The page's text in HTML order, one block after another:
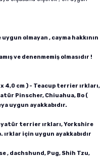
olmayan , cayma hakkının
ve denenmemiş olmasıdır !
4,0 cm ) - Teacup terrier ırkları,
Pinscher, Chiuahua, Bo (
uygun ayakkabıdır.
terrier ırkları, Yorkshire
için uygun ayakkabıdır
, dachshund, Pug, Shih Tzu,